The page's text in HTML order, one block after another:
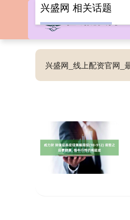
兴盛网_线上配资官网_
兴盛网 相关话题